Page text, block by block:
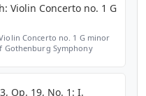
Violin Concerto no. 1 G
Concerto no. 1 G minor
Gothenburg Symphony
Op. 19, No. 1: I.